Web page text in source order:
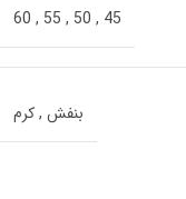
45
,
50
,
55
,
60
بنفش ,کرم